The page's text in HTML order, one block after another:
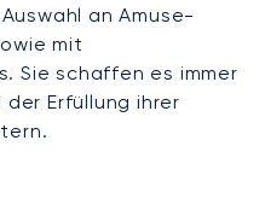
an Amuse-
mit
Sie schaffen es immer
Erfüllung ihrer